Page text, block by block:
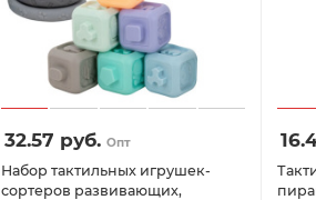
32.57 руб. Опт
Набор тактильных игрушек-
сортеров развивающих,